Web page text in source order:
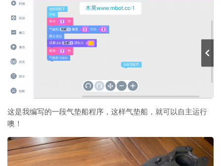
这是我编写的一段气垫船程序，这样气垫船，就可以自主运行
噢！